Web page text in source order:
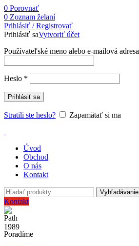
0 Porovnať
0 Zoznam želaní
Prihlásiť / Registrovať
Prihlásiť saVytvoriť účet
Používateľské meno alebo e-mailová adresa
Heslo *
Prihlásiť sa
Stratili ste heslo? Zapamätať si ma
Úvod
Obchod
O nás
Kontakt
Vyhľadávanie
Kontakt
Poradíme